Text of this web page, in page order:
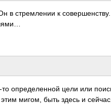
в стре­­мле­нии к
опре­деле­нной цели или
мигом, быть здесь и